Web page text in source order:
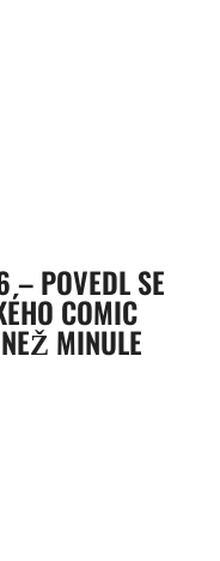
– POVEDL SE
COMIC
MINULE